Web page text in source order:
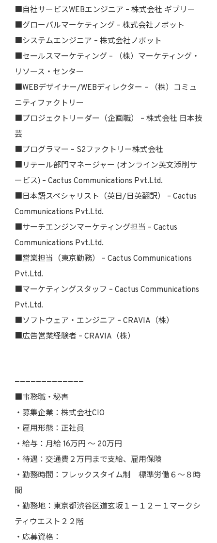
■自社サービスWEBエンジニア – 株式会社 ギブリー
■グローバルマーケティング – 株式会社ノボット
■システムエンジニア – 株式会社ノボット
■セールスマーケティング – （株）マーケティング・
リソース・センター
■WEBデザイナー/WEBディレクター – （株）コミュ
ニティファクトリー
■プロジェクトリーダー（企画職） – 株式会社 日本技
芸
■プログラマー – S2ファクトリー株式会社
■リテール部門マネージャー (オンライン英文添削サ
ービス) – Cactus Communications Pvt.Ltd.
■日本語スペシャリスト（英日/日英翻訳） – Cactus
Communications Pvt.Ltd.
■サーチエンジンマーケティング担当 – Cactus
Communications Pvt.Ltd.
■営業担当（東京勤務） – Cactus Communications
Pvt.Ltd.
■マーケティングスタッフ – Cactus Communications
Pvt.Ltd.
■ソフトウェア・エンジニア – CRAVIA（株）
■広告営業経験者 – CRAVIA（株）
—————————————
■事務職・秘書
・募集企業：株式会社CIO
・雇用形態：正社員
・給与：月給 16万円 〜 20万円
・待遇：交通費２万円まで支給、雇用保険
・勤務時間：フレックスタイム制 標準労働６〜８時
間
・勤務地：東京都渋谷区道玄坂１－１２－１マークシ
ティウエスト２２階
・応募資格：